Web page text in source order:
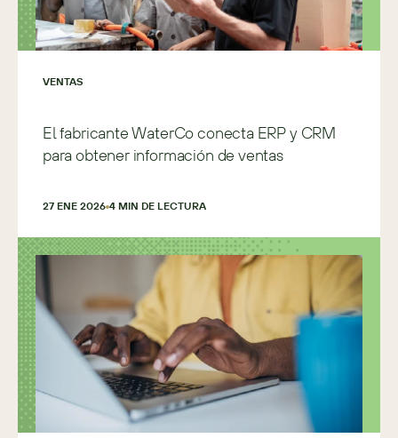
VENTAS
El fabricante WaterCo conecta ERP y CRM
para obtener información de ventas
27 ENE 2026 4 MIN DE LECTURA